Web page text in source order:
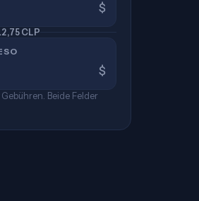
$
CLP
$
Beide Felder